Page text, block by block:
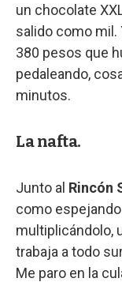
un chocolate
salido como mil.
380 pesos que
pedaleando,
minutos.
La nafta.
Junto al Rincón
como
multiplicándolo,
trabaja a todo
Me paro en la